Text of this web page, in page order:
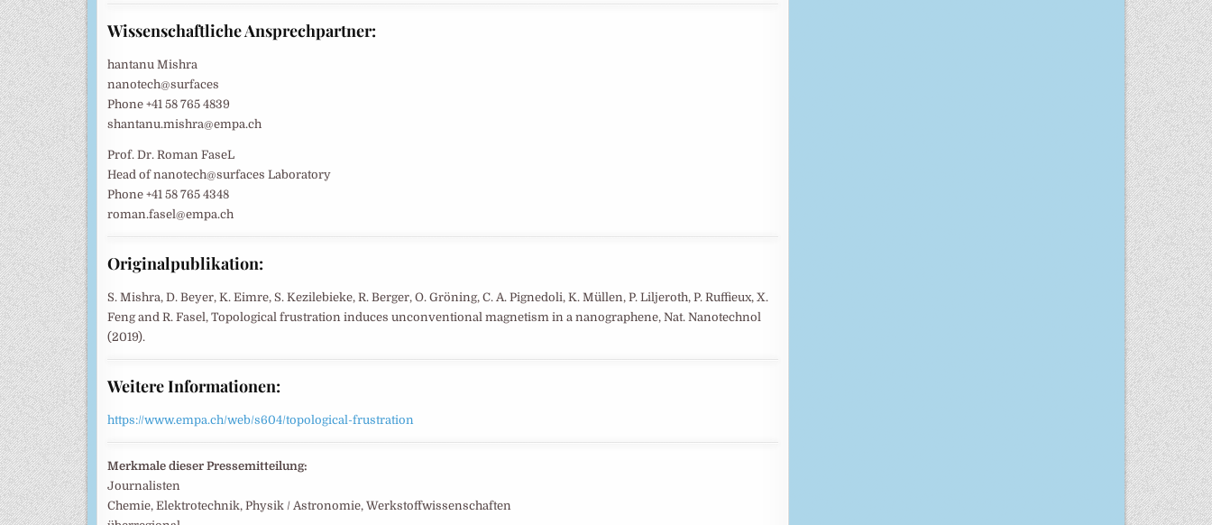
Wissenschaftliche Ansprechpartner:
hantanu Mishra
nanotech@surfaces
Phone +41 58 765 4839
shantanu.mishra@empa.ch
Prof. Dr. Roman FaseL
Head of nanotech@surfaces Laboratory
Phone +41 58 765 4348
roman.fasel@empa.ch
Originalpublikation:
S. Mishra, D. Beyer, K. Eimre, S. Kezilebieke, R. Berger, O. Gröning, C. A. Pignedoli, K. Müllen, P. Liljeroth, P. Ruffieux, X.
Feng and R. Fasel, Topological frustration induces unconventional magnetism in a nanographene, Nat. Nanotechnol
(2019).
Weitere Informationen:
https://www.empa.ch/web/s604/topological-frustration
Merkmale dieser Pressemitteilung:
Journalisten
Chemie, Elektrotechnik, Physik / Astronomie, Werkstoffwissenschaften